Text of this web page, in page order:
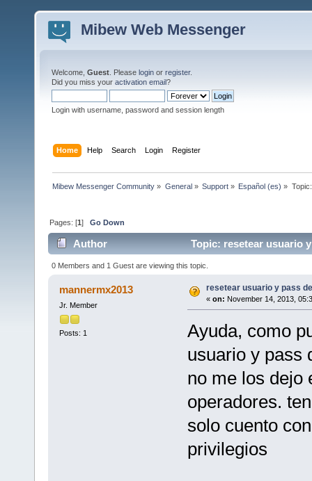
Mibew Web Messenger
Welcome, Guest . Please login or register.
Did you miss your activation email?
Login with username, password and session length
Home Help Search Login Register
Mibew Messenger Community » General» Support» Español (es) »
Pages: [1]Go Down
Author Topic: resetear usuario
0 Members and 1 Guest are viewing this topic.
mannermx2013
Jr. Member
Posts: 1
resetear usuario y pass
« on: November 14, 2013,
Ayuda, como
usuario y pass
no me los dejo
operadores.
solo cuento
privilegios